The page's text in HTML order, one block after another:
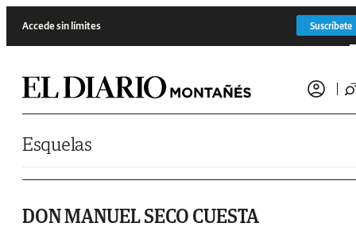
Accede sin límites Suscríbete
Esquelas
DON MANUEL SECO CUESTA